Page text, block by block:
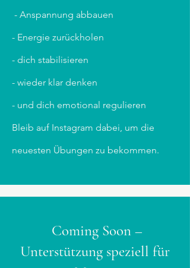
- Anspannung abbauen
- Energie zurückholen
- dich stabilisieren
- wieder klar denken
- und dich emotional regulieren
Bleib auf Instagram dabei, um die
neuesten Übungen zu bekommen.
Coming Soon –
Unterstützung speziell für